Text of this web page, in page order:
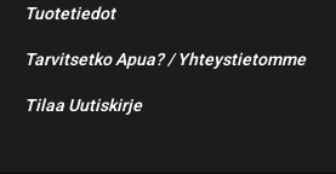
Tuotetiedot
Tarvitsetko Apua? / Yhteystietomme
Tilaa Uutiskirje